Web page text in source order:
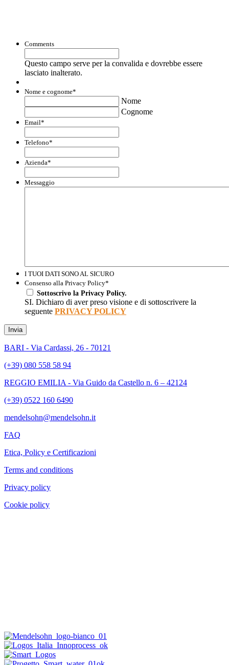
Comments
Questo campo serve per la convalida e dovrebbe essere
lasciato inalterato.
Nome e cognome*
Nome
Cognome
Email*
Telefono*
Azienda*
Messaggio
I TUOI DATI SONO AL SICURO
Consenso alla Privacy Policy*
Sottoscrivo la Privacy Policy.
SI. Dichiaro di aver preso visione e di sottoscrivere la
seguente PRIVACY POLICY
Invia
BARI - Via Cardassi, 26 - 70121
(+39) 080 558 58 94
REGGIO EMILIA - Via Guido da Castello n. 6 – 42124
(+39) 0522 160 6490
mendelsohn@mendelsohn.it
FAQ
Etica, Policy e Certificazioni
Terms and conditions
Privacy policy
Cookie policy